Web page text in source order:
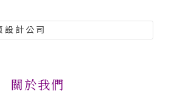
關於我們